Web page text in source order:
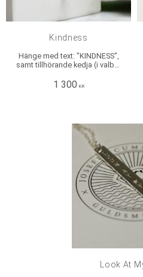
Kindness
Hänge med text: "KINDNESS",
samt tillhörande kedja (i valbar
silver. Hängets mått: Längd: ca
1 300 KR
Look At